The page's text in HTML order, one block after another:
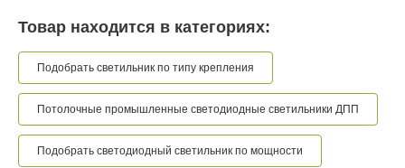
Товар находится в категориях:
Подобрать светильник по типу крепления
Потолочные промышленные светодиодные светильники ДПП
Подобрать светодиодный светильник по мощности